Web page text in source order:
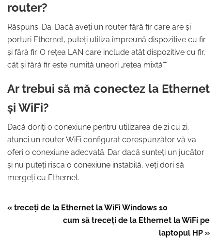
router?
Răspuns: Da. Dacă aveți un router fără fir care are și
porturi Ethernet, puteți utiliza împreună dispozitive cu fir
și fără fir. O rețea LAN care include atât dispozitive cu fir,
cât și fără fir este numită uneori „rețea mixtă”."
Ar trebui să mă conectez la Ethernet
și WiFi?
Dacă doriți o conexiune pentru utilizarea de zi cu zi,
atunci un router WiFi configurat corespunzător vă va
oferi o conexiune adecvată. Dar dacă sunteți un jucător
și nu puteți risca o conexiune instabilă, veți dori să
mergeți cu Ethernet.
« treceți de la Ethernet la WiFi Windows 10
cum să treceți de la Ethernet la WiFi pe
laptopul HP »